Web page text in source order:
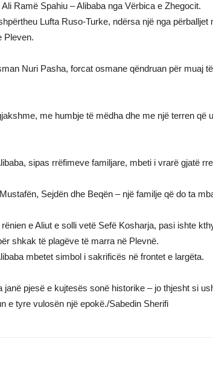
Ramë Spahiu – Alibaba nga Vërbica e Zhegocit.
Lufta Ruso-Turke, ndërsa një nga
Pleven.
Nuri Pasha, forcat osmane qëndruan për muaj
me humbje të mëdha dhe me një terren që
sipas rrëfimeve familjare, mbeti i vrarë gjatë
Sejdën dhe Beqën – një familje që do ta
e Aliut e solli vetë Sefë Kosharja, pasi ishte
shkak të plagëve të marra në Plevnë.
mbetet simbol i sakrificës në frontet e largëta.
janë pjesë e kujtesës sonë historike – jo thjesht si
e tyre vulosën një epokë./Sabedin Sherifi